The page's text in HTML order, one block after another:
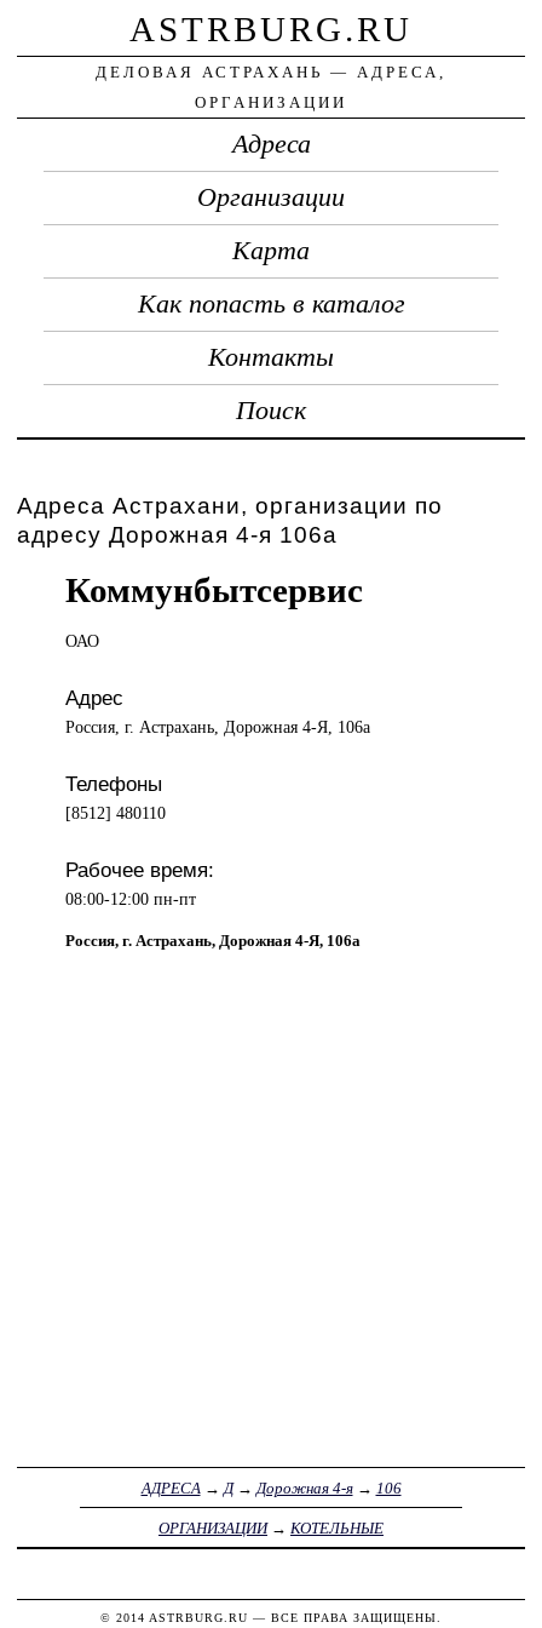
ASTRBURG.RU
ДЕЛОВАЯ АСТРАХАНЬ — АДРЕСА,
ОРГАНИЗАЦИИ
Адреса
Организации
Карта
Как попасть в каталог
Контакты
Поиск
Адреса Астрахани, организации по
адресу Дорожная 4-я 106а
Коммунбытсервис
ОАО
Адрес
Россия, г. Астрахань, Дорожная 4-Я, 106а
Телефоны
[8512] 480110
Рабочее время:
08:00-12:00 пн-пт
Россия, г. Астрахань, Дорожная 4-Я, 106а
АДРЕСА → Д→ Дорожная 4-я→ 106
ОРГАНИЗАЦИИ→ КОТЕЛЬНЫЕ
© 2014 ASTRBURG.RU — ВСЕ ПРАВА ЗАЩИЩЕНЫ.